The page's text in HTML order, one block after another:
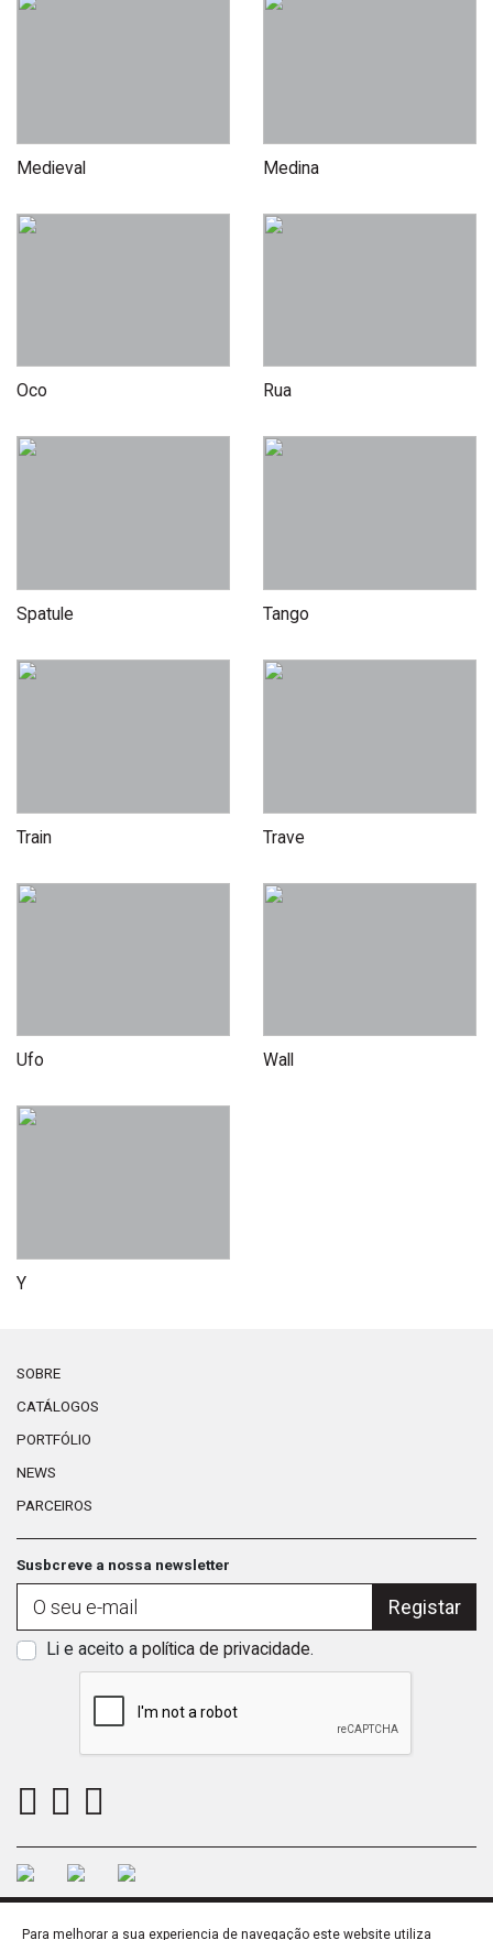
Medieval Medina
Oco Rua
Spatule Tango
Train Trave
Ufo Wall
Y
SOBRE
CATÁLOGOS
PORTFÓLIO
NEWS
PARCEIROS
Susbcreve a nossa newsletter
Registar
Li e aceito a política de privacidade.
Para melhorar a sua experiencia de navegação este website utiliza